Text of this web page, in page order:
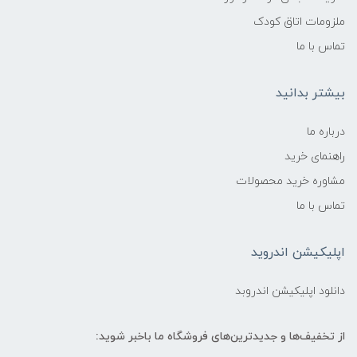
ملزومات اتاق کودک
تماس با ما
بیشتر بدانید
درباره ما
راهنمای خرید
مشاوره خرید محصولات
تماس با ما
اپلیکیشن اندروید
دانلود اپلیکیشن اندروبد
از تخفیف‌ها و جدیدترین‌های فروشگاه ما باخبر شوید: